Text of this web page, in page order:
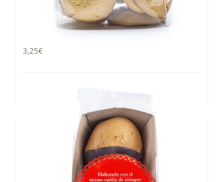
Tontita 0% azúcares
3,25€